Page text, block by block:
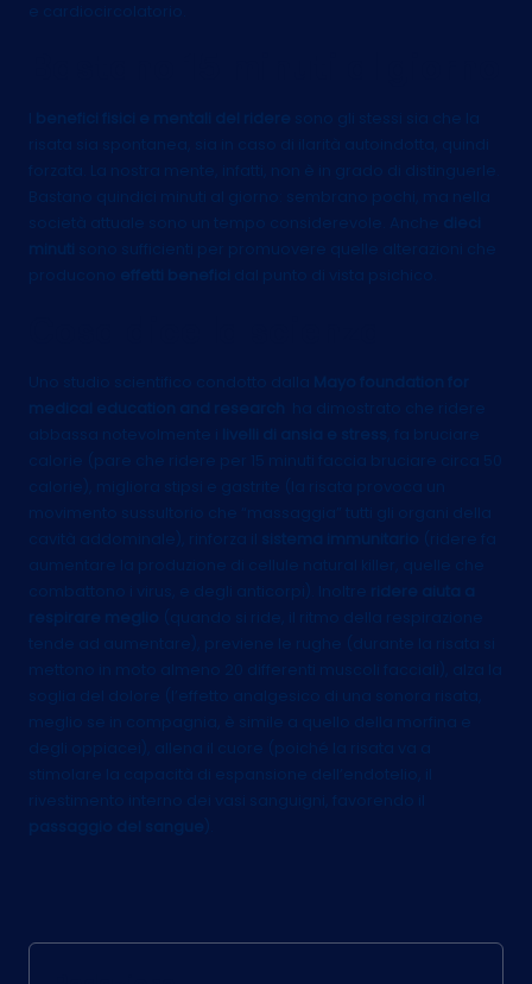
e cardiocircolatorio.
benefici fisici e mentali del ridere
sono gli stessi sia che la
risata sia spontanea, sia in caso di ilarità autoindotta, quindi
forzata. La nostra mente, infatti, non è in grado di distinguerle.
Bastano quindici minuti al giorno: sembrano pochi, ma nella
società attuale sono un tempo considerevole. Anche
dieci
minuti
sono sufficienti per promuovere quelle alterazioni che
producono
effetti benefici dal punto di vista psichico.
Uno studio scientifico condotto dalla
Mayo foundation for
medical education and research
ha dimostrato che ridere
abbassa notevolmente i
livelli di ansia e stress
, fa bruciare
calorie (pare che ridere per 15 minuti faccia bruciare circa 50
calorie), migliora stipsi e gastrite (la risata provoca un
movimento sussultorio che “massaggia” tutti gli organi della
cavità addominale), rinforza il
sistema immunitario
(ridere fa
aumentare la produzione di cellule natural killer, quelle che
combattono i virus, e degli anticorpi). Inoltre
respirare meglio
(quando si ride, il ritmo della respirazione
tende ad aumentare), previene le rughe (durante la risata si
mettono in moto almeno 20 differenti muscoli facciali), alza la
soglia del dolore (l’effetto analgesico di una sonora risata,
meglio se in compagnia, è simile a quello della morfina e
degli oppiacei), allena il cuore (poiché la risata va a
stimolare la capacità di espansione dell’endotelio, il
rivestimento interno dei vasi sanguigni, favorendo il
passaggio del sangue